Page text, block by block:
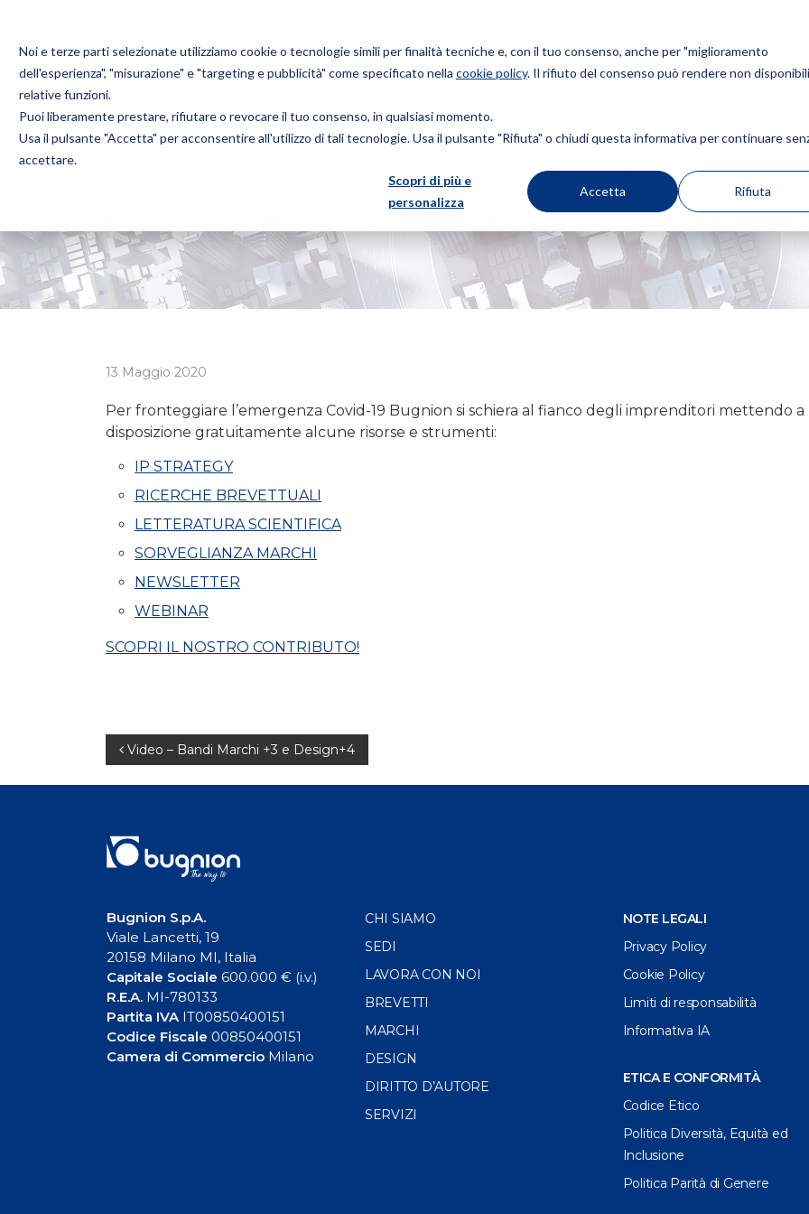
Noi e terze parti selezionate utilizziamo cookie o tecnologie simili per finalità tecniche e, con il tuo consenso, anche per "miglioramento
dell'esperienza", "misurazione" e "targeting e pubblicità" come specificato nella cookie policy. Il rifiuto del consenso può rendere non
relative funzioni.
Puoi liberamente prestare, rifiutare o revocare il tuo consenso, in qualsiasi momento.
Usa il pulsante "Accetta" per acconsentire all'utilizzo di tali tecnologie. Usa il pulsante "Rifiuta" o chiudi questa informativa per continuare
accettare.
Scopri di più e
personalizza
Accetta Rifiuta
Bugnion
The
Diritto
LIBERIAMO IL NOSTRO KNOW-HOW
Liberiamo il nostro know-how
13 Maggio 2020
Per fronteggiare l’emergenza Covid-19 Bugnion si schiera al fianco degli imprenditori mettendo a
disposizione gratuitamente alcune risorse e strumenti:
IP STRATEGY
RICERCHE BREVETTUALI
LETTERATURA SCIENTIFICA
SORVEGLIANZA MARCHI
NEWSLETTER
WEBINAR
SCOPRI IL NOSTRO CONTRIBUTO!
Navigazione
articoli
Video – Bandi Marchi +3 e Design+4
Bugnion S.p.A.
Viale Lancetti, 19
20158 Milano MI, Italia
Capitale Sociale 600.000 € (i.v.)
R.E.A. MI-780133
Partita IVAIT00850400151
Codice Fiscale 00850400151
Camera di Commercio Milano
CHI SIAMO
SEDI
LAVORA CON NOI
BREVETTI
MARCHI
DESIGN
DIRITTO D’AUTORE
SERVIZI
NOTE LEGALI
Privacy Policy
Cookie Policy
Limiti di responsabilità
Informativa IA
ETICA E CONFORMITÀ
Codice Etico
Politica Diversità, Equità ed
Inclusione
Politica Parità di Genere